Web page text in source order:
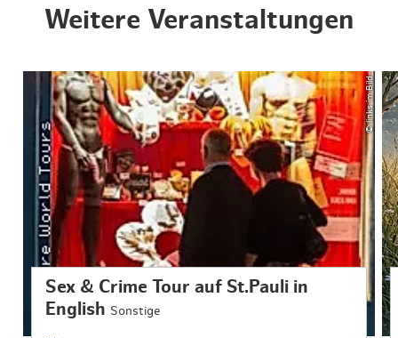
Weitere Veranstaltungen
© links im Bild
Sex & Crime Tour auf St.Pauli in
English Sonstige